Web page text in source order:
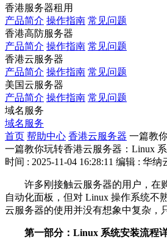
香港服务器租用
产品简介 操作指南 常见问题
香港高防服务器
产品简介 操作指南 常见问题
香港云服务器
产品简介 操作指南 常见问题
美国云服务器
产品简介 操作指南 常见问题
域名服务
域名服务
首页 帮助中心 香港云服务器 一篇教
一篇教你玩转香港云服务器：Linux
时间 : 2025-11-04 16:28:11 编辑 : 华纳
许多刚接触云服务器的用户，在购
自动化面板，但对 Linux 操作系统不
云服务器的使用并没有想象中复杂，
第一部分：Linux 系统安装流程